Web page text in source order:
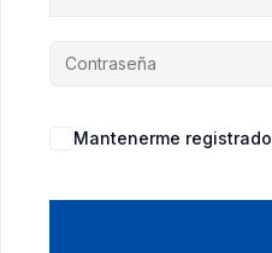
Mantenerme registrado